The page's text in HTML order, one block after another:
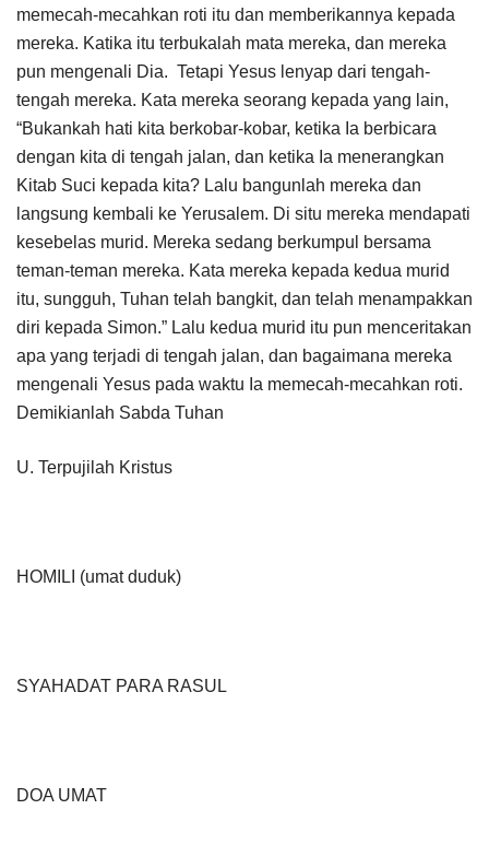
memecah-mecahkan roti itu dan memberikannya kepada
mereka. Katika itu terbukalah mata mereka, dan mereka
pun mengenali Dia. Tetapi Yesus lenyap dari tengah-
tengah mereka. Kata mereka seorang kepada yang lain,
“Bukankah hati kita berkobar-kobar, ketika Ia berbicara
dengan kita di tengah jalan, dan ketika Ia menerangkan
Kitab Suci kepada kita? Lalu bangunlah mereka dan
langsung kembali ke Yerusalem. Di situ mereka mendapati
kesebelas murid. Mereka sedang berkumpul bersama
teman-teman mereka. Kata mereka kepada kedua murid
itu, sungguh, Tuhan telah bangkit, dan telah menampakkan
diri kepada Simon.” Lalu kedua murid itu pun menceritakan
apa yang terjadi di tengah jalan, dan bagaimana mereka
mengenali Yesus pada waktu Ia memecah-mecahkan roti.
Demikianlah Sabda Tuhan
U. Terpujilah Kristus
HOMILI (umat duduk)
SYAHADAT PARA RASUL
DOA UMAT